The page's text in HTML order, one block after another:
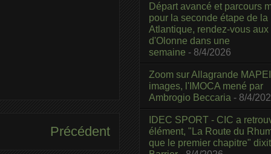
Précédent
Départ avancé et parcours
pour la seconde étape de la
Atlantique, rendez-vous
d'Olonne dans une
semaine - 8/4/2026
Zoom sur Allagrande
images, l'IMOCA mené par
Ambrogio Beccaria - 8/4/
IDEC SPORT - CIC a
élément, "La Route du
que le premier chapitre"